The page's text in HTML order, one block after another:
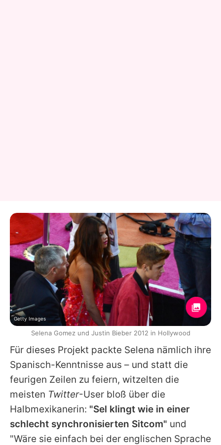
Für dieses Projekt packte Selena nämlich ihre
Spanisch-Kenntnisse aus – und statt die
feurigen Zeilen zu feiern, witzelten die
meisten Twitter-User bloß über die
Halbmexikanerin: "Sel klingt wie in einer
schlecht synchronisierten Sitcom" und
"Wäre sie einfach bei der englischen Sprache
Getty Images
Selena Gomez und Justin Bieber 2012 in Hollywood